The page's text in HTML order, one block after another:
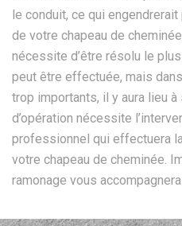
le conduit, ce qui
de votre chapeau de
nécessite d’être résolu le
peut être effectuée, mais
trop importants, il y aura lieu
d’opération nécessite
professionnel qui effectuera
votre chapeau de cheminée.
ramonage vous